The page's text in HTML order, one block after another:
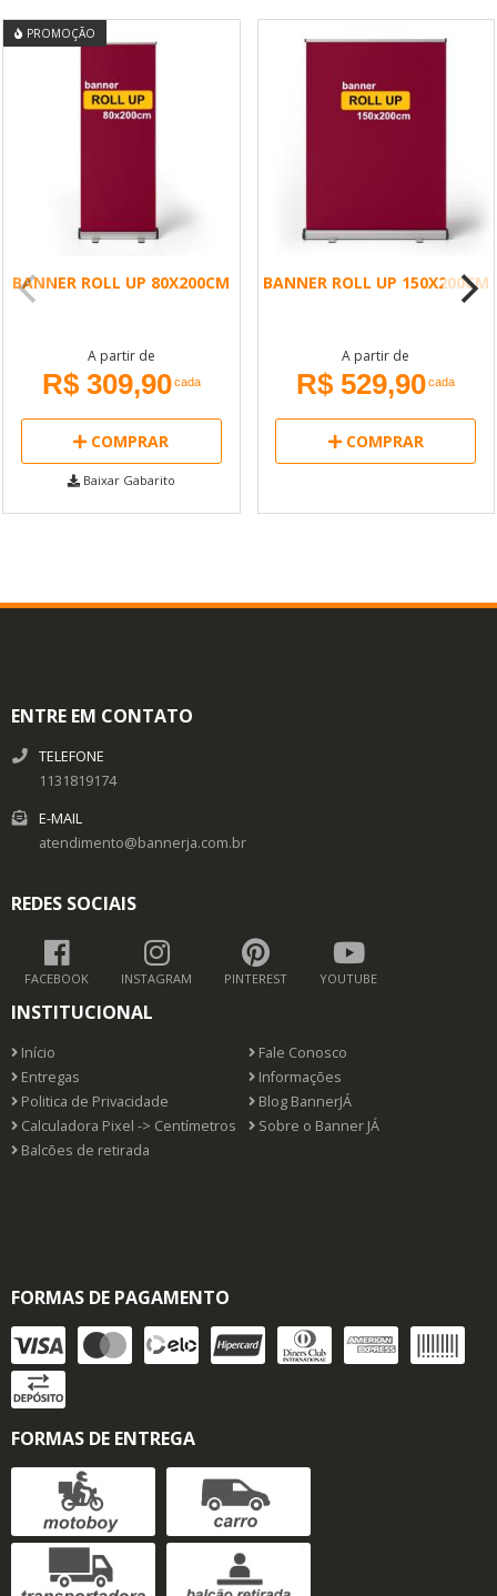
PROMOÇÃO
BANNER ROLL UP 80X200CM
A partir de
R$ 309,90 cada
COMPRAR
Baixar Gabarito
BANNER ROLL UP 150X200CM
A partir de
R$ 529,90cada
COMPRAR
ENTRE EM CONTATO
TELEFONE
1131819174
E-MAIL
atendimento@bannerja.com.br
REDES SOCIAIS
FACEBOOK INSTAGRAM PINTEREST YOUTUBE
INSTITUCIONAL
Início
Fale Conosco
Entregas
Informações
Politica de Privacidade
Blog BannerJÁ
Calculadora Pixel -> Centímetros
Sobre o Banner JÁ
Balcões de retirada
FORMAS DE PAGAMENTO
FORMAS DE ENTREGA